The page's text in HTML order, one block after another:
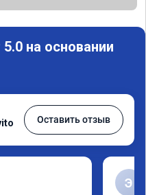
на основании
Оставить отзыв
Э